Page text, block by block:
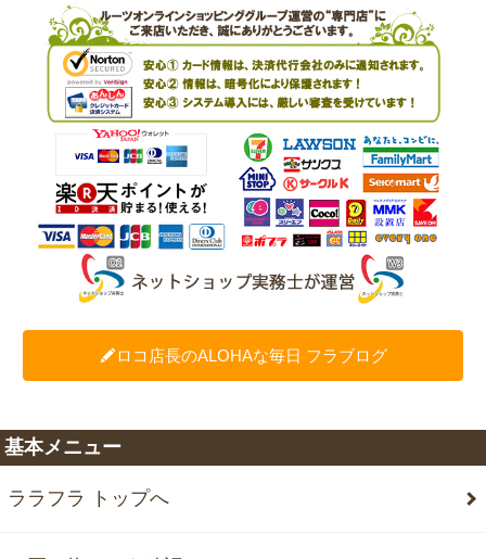
ロコ店長のALOHAな毎日 フラブログ
基本メニュー
ララフラ トップへ